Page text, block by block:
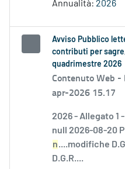
Annualità: 2026
Avviso Pubblico
contributi per
quadrimestre 2026
Contenuto Web -
apr-2026 15.17
2026 - Allegato 1
null 2026-08-20
n....modifiche
D.G.R....